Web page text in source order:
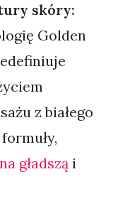
skóry:
Golden
z białego
gładszą i